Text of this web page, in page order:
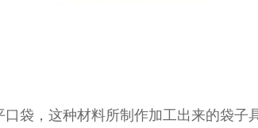
口袋， 这种材料所制作加工出来的袋子